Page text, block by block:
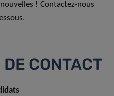
! Contactez-nous
CONTACT